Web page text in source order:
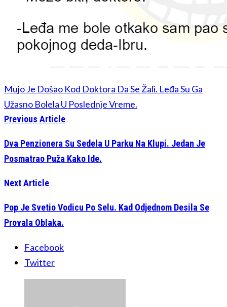
Mujo Je Došao Kod Doktora Da Se Žali. Leđa Su Ga
Užasno Bolela U Poslednje Vreme.
Previous Article
Dva Penzionera Su Sedela U Parku Na Klupi. Jedan Je
Posmatrao Puža Kako Ide.
Next Article
Pop Je Svetio Vodicu Po Selu. Kad Odjednom Desila Se
Provala Oblaka.
Facebook
Twitter